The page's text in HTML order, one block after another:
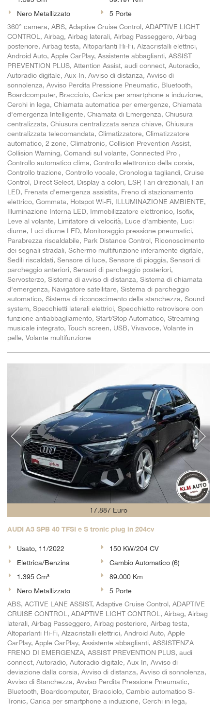
Nero Metallizzato
5 Porte
360° camera, ABS, Adaptive Cruise Control, ADAPTIVE LIGHT
CONTROL, Airbag, Airbag laterali, Airbag Passeggero, Airbag
posteriore, Airbag testa, Altoparlanti Hi-Fi, Alzacristalli elettrici,
Android Auto, Apple CarPlay, Assistente abbaglianti, ASSIST
PREVENTION PLUS, Attention Assist, audi connect, Autoradio,
Autoradio digitale, Aux-In, Avviso di distanza, Avviso di
sonnolenza, Avviso Perdita Pressione Pneumatic, Bluetooth,
Boardcomputer, Bracciolo, Carica per smartphone a induzione,
Cerchi in lega, Chiamata automatica per emergenze, Chiamata
d'emergenza Intelligente, Chiamata di Emergenza, Chiusura
centralizzata, Chiusura centralizzata senza chiave, Chiusura
centralizzata telecomandata, Climatizzatore, Climatizzatore
automatico, 2 zone, Climatronic, Collision Prevention Assist,
Collision Warning, Comandi sul volante, Connected Pro ,
Controllo automatico clima, Controllo elettronico della corsia,
Controllo trazione, Controllo vocale, Cronologia tagliandi, Cruise
Control, Direct Select, Display a colori, ESP, Fari direzionali, Fari
LED, Frenata d'emergenza assistita, Freno di stazionamento
elettrico, Gommata, Hotspot Wi-Fi, ILLUMINAZIONE AMBIENTE,
Illuminazione Interna LED, Immobilizzatore elettronico, Isofix,
Leve al volante, Limitatore di velocità, Luce d'ambiente, Luci
diurne, Luci diurne LED, Monitoraggio pressione pneumatici,
Parabrezza riscaldabile, Park Distance Control, Riconoscimento
dei segnali stradali, Schermo multifunzione interamente digitale,
Sedili riscaldati, Sensore di luce, Sensore di pioggia, Sensori di
parcheggio anteriori, Sensori di parcheggio posteriori,
Servosterzo, Sistema di avviso di distanza, Sistema di chiamata
d'emergenza, Navigatore satellitare, Sistema di parcheggio
automatico, Sistema di riconoscimento della stanchezza, Sound
system, Specchietti laterali elettrici, Specchietto retrovisore con
funzione antiabbagliamento, Start/Stop Automatico, Streaming
musicale integrato, Touch screen, USB, Vivavoce, Volante in
pelle, Volante multifunzione
17.887 Euro
AUDI A3 SPB 40 TFSI e S tronic plug in 204cv
Usato, 11/2022
150 KW/204 CV
Elettrica/Benzina
Cambio Automatico (6)
1.395 Cm³
89.000 Km
Nero Metallizzato
5 Porte
ABS, ACTIVE LANE ASSIST, Adaptive Cruise Control, ADAPTIVE
CRUISE CONTROL, ADAPTIVE LIGHT CONTROL, Airbag, Airbag
laterali, Airbag Passeggero, Airbag posteriore, Airbag testa,
Altoparlanti Hi-Fi, Alzacristalli elettrici, Android Auto, Apple
CarPlay, Apple CarPlay, Assistente abbaglianti, ASSISTENZA
FRENO DI EMERGENZA, ASSIST PREVENTION PLUS, audi
connect, Autoradio, Autoradio digitale, Aux-In, Avviso di
deviazione dalla corsia, Avviso di distanza, Avviso di sonnolenza,
Avviso di Stanchezza, Avviso Perdita Pressione Pneumatic,
Bluetooth, Boardcomputer, Bracciolo, Cambio automatico S-
Tronic, Carica per smartphone a induzione, Cerchi in lega,